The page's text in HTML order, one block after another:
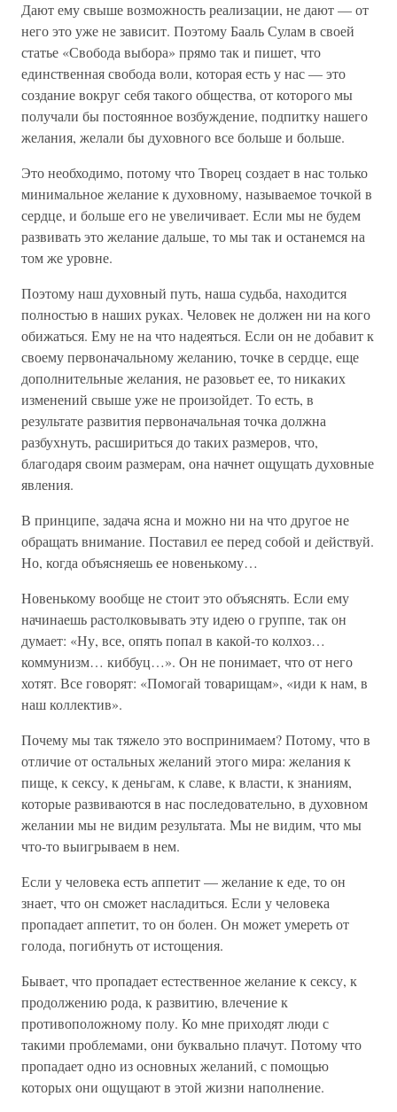
Дают ему свыше возможность реализации, не дают — от
него это уже не зависит. Поэтому Бааль Сулам в своей
статье «Свобода выбора» прямо так и пишет, что
единственная свобода воли, которая есть у нас — это
создание вокруг себя такого общества, от которого мы
получали бы постоянное возбуждение, подпитку нашего
желания, желали бы духовного все больше и больше.
Это необходимо, потому что Творец создает в нас только
минимальное желание к духовному, называемое точкой в
сердце, и больше его не увеличивает. Если мы не будем
развивать это желание дальше, то мы так и останемся на
том же уровне.
Поэтому наш духовный путь, наша судьба, находится
полностью в наших руках. Человек не должен ни на кого
обижаться. Ему не на что надеяться. Если он не добавит к
своему первоначальному желанию, точке в сердце, еще
дополнительные желания, не разовьет ее, то никаких
изменений свыше уже не произойдет. То есть, в
результате развития первоначальная точка должна
разбухнуть, расшириться до таких размеров, что,
благодаря своим размерам, она начнет ощущать духовные
явления.
В принципе, задача ясна и можно ни на что другое не
обращать внимание. Поставил ее перед собой и действуй.
Но, когда объясняешь ее новенькому…
Новенькому вообще не стоит это объяснять. Если ему
начинаешь растолковывать эту идею о группе, так он
думает: «Ну, все, опять попал в какой-то колхоз…
коммунизм… киббуц…». Он не понимает, что от него
хотят. Все говорят: «Помогай товарищам», «иди к нам, в
наш коллектив».
Почему мы так тяжело это воспринимаем? Потому, что в
отличие от остальных желаний этого мира: желания к
пище, к сексу, к деньгам, к славе, к власти, к знаниям,
которые развиваются в нас последовательно, в духовном
желании мы не видим результата. Мы не видим, что мы
что-то выигрываем в нем.
Если у человека есть аппетит — желание к еде, то он
знает, что он сможет насладиться. Если у человека
пропадает аппетит, то он болен. Он может умереть от
голода, погибнуть от истощения.
Бывает, что пропадает естественное желание к сексу, к
продолжению рода, к развитию, влечение к
противоположному полу. Ко мне приходят люди с
такими проблемами, они буквально плачут. Потому что
пропадает одно из основных желаний, с помощью
которых они ощущают в этой жизни наполнение.